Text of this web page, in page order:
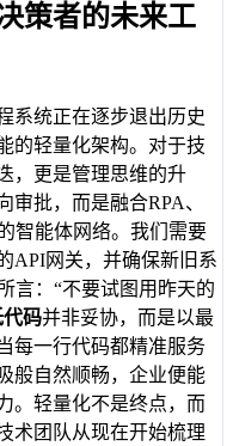
策者的未来工
系统正在逐步退出历史
的轻量化架构。对于技
，更是管理思维的升
批，而是融合RPA、
智能体网络。我们需要
API网关，并确保新旧系
言：“不要试图用昨天的
代码并非妥协，而是以最
每一行代码都精准服务
般自然顺畅，企业便能
。轻量化不是终点，而
术团队从现在开始梳理